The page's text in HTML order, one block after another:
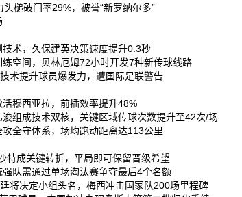
槌破门率29%，被誉“新罗纳尔多”‌
术，久保建英决策速度提升0.3秒‌
空间，贝林厄姆72小时开发7种新传球线路‌
术提升球员爆发力，遭国际足联警告‌
穆西亚拉，前插效率提升48%‌
组成技术双核，关键区域传球次数提升至42次/场‌
全守体系，场均跑动距离达113公里‌
特成关键转折，平局即可保留晋级希望‌
队需通过单场淘汰赛争夺最后4个名额‌
将决定小组头名，梅西冲击国家队200场里程碑‌